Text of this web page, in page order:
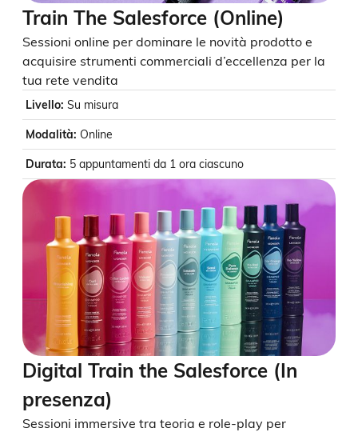
Train The Salesforce (Online)
Sessioni online per dominare le novità prodotto e
acquisire strumenti commerciali d’eccellenza per la
tua rete vendita
Livello: Su misura
Modalità: Online
Durata: 5 appuntamenti da 1 ora ciascuno
Digital Train the Salesforce (In
presenza)
Sessioni immersive tra teoria e role-play per